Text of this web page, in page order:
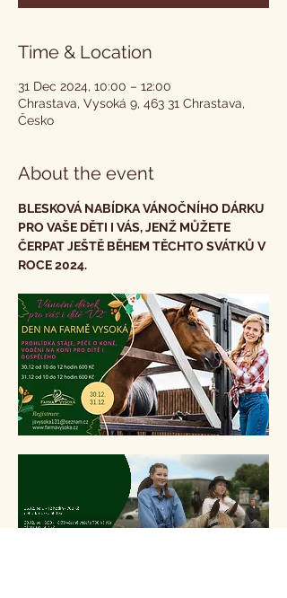
Time & Location
31 Dec 2024, 10:00 – 12:00
Chrastava, Vysoká 9, 463 31 Chrastava,
Česko
About the event
BLESKOVÁ NABÍDKA VÁNOČNÍHO DÁRKU
PRO VAŠE DĚTI I VÁS, JENŽ MŮŽETE
ČERPAT JEŠTĚ BĚHEM TĚCHTO SVÁTKŮ V
ROCE 2024.